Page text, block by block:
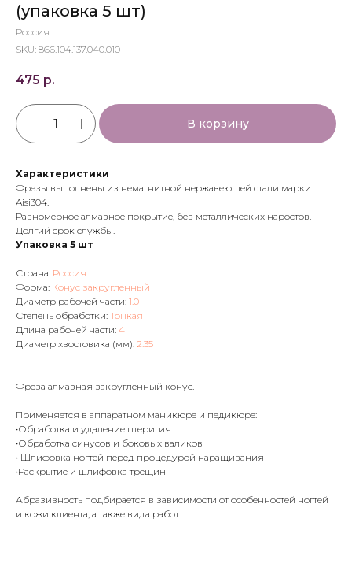
(упаковка 5 шт)
Россия
SKU: 866.104.137.040.010
475 р.
В корзину
Характеристики
Фрезы выполнены из немагнитной нержавеющей стали марки
Aisi304.
Равномерное алмазное покрытие, без металлических наростов.
Долгий срок службы.
Упаковка 5 шт
Страна: Россия
Форма: Конус закругленный
Диаметр рабочей части: 1.0
Степень обработки: Тонкая
Длина рабочей части: 4
Диаметр хвостовика (мм): 2.35
Фреза алмазная закругленный конус.
Применяется в аппаратном маникюре и педикюре:
•Обработка и удаление птеригия
•Обработка синусов и боковых валиков
• Шлифовка ногтей перед процедурой наращивания
•Раскрытие и шлифовка трещин
Абразивность подбирается в зависимости от особенностей ногтей
и кожи клиента, а также вида работ.